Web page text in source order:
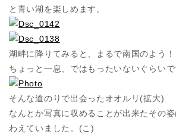
と青い湖を楽しめます。
湖畔に降りてみると、まるで南国のよう！
ちょっと一息、ではもったいないぐらいで
そんな道のりで出会ったオオルリ(拡大)
なんとか写真に収めることが出来たその
わえていました。(こ)